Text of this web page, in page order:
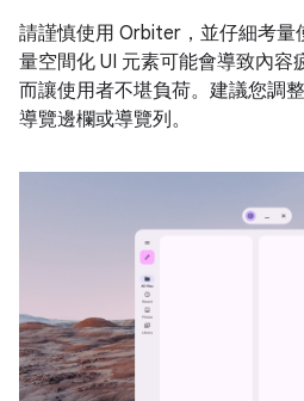
請謹慎使用 Orbiter，並仔細考量
量空間化 UI 元素可能會導致內容
而讓使用者不堪負荷。建議您調
導覽邊欄或導覽列。